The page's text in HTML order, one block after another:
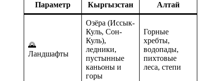
Параметр Кыргызстан Алтай
🌄
Ландшафты
Озёра (Иссык-
Куль, Сон-
Куль),
ледники,
пустынные
каньоны и
горы
Горные
хребты,
водопады,
пихтовые
леса, степи